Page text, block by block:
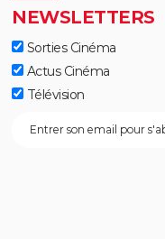
NEWSLETTERS
Sorties Cinéma
Actus Cinéma
Télévision